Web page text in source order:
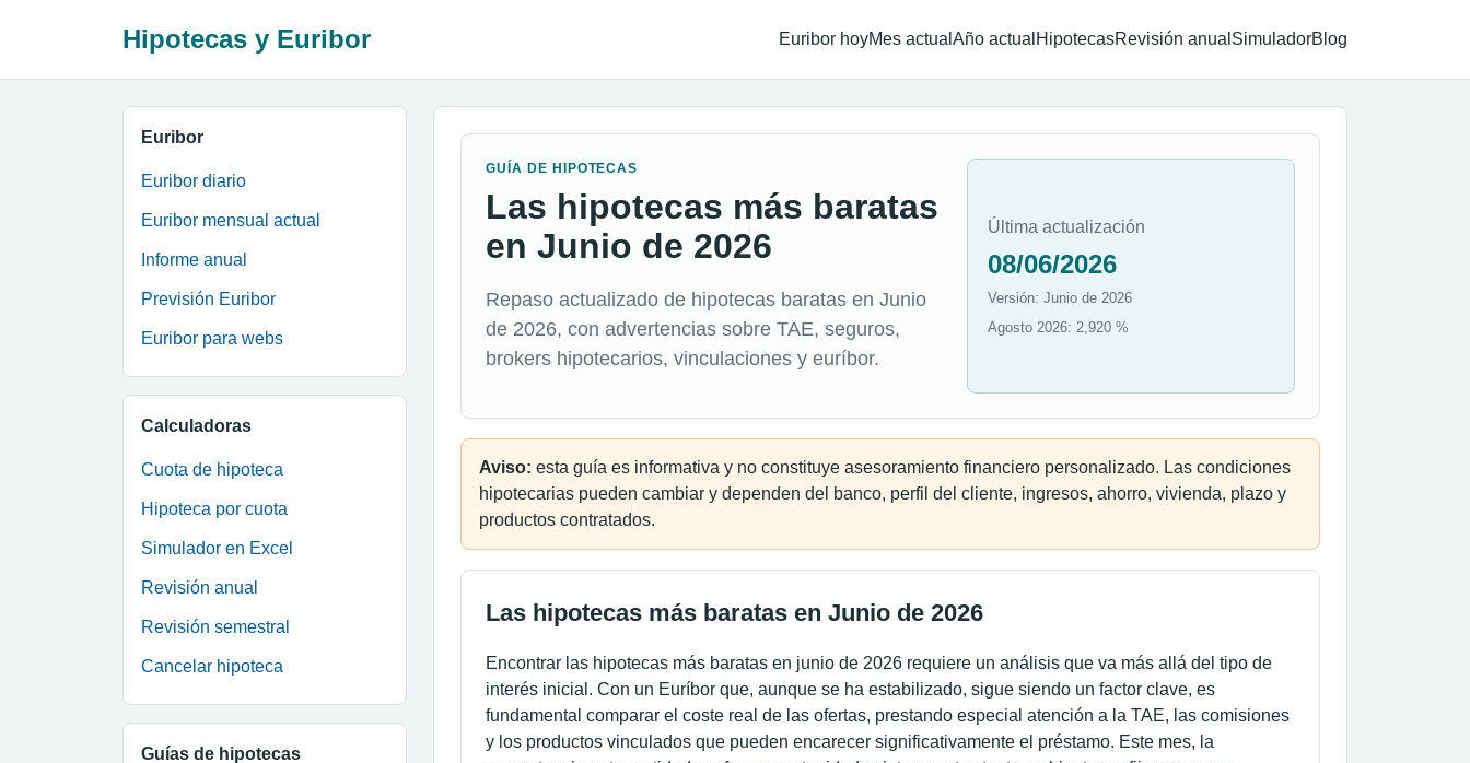
Hipotecas y Euribor Euribor hoyMes actual Año actual HipotecasRevisión anual SimuladorBlog
Euribor
Euribor diario
Euribor mensual actual
Informe anual
Previsión Euribor
Euribor para webs
Calculadoras
Cuota de hipoteca
Hipoteca por cuota
Simulador en Excel
Revisión anual
Revisión semestral
Cancelar hipoteca
Guías de hipotecas
GUÍA DE HIPOTECAS
Las hipotecas más baratas
en Junio de 2026
Repaso actualizado de hipotecas baratas en Junio
de 2026, con advertencias sobre TAE, seguros,
brokers hipotecarios, vinculaciones y euríbor.
Última actualización
08/06/2026
Versión: Junio de 2026
Agosto 2026: 2,920 %
Aviso: esta guía es informativa y no constituye asesoramiento financiero personalizado. Las condiciones
hipotecarias pueden cambiar y dependen del banco, perfil del cliente, ingresos, ahorro, vivienda, plazo y
productos contratados.
Las hipotecas más baratas en Junio de 2026
Encontrar las hipotecas más baratas en junio de 2026 requiere un análisis que va más allá del tipo de
interés inicial. Con un Euríbor que, aunque se ha estabilizado, sigue siendo un factor clave, es
fundamental comparar el coste real de las ofertas, prestando especial atención a la TAE, las comisiones
y los productos vinculados que pueden encarecer significativamente el préstamo. Este mes, la